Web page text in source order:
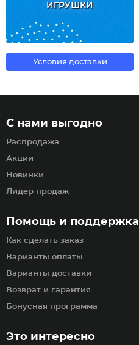
ИГРУШКИ
Условия доставки
Помощь и поддержка
Как сделать заказ
Варианты оплаты
Варианты доставки
Возврат и гарантия
Бонусная программа
С нами выгодно
Распродажа
Акции
Новинки
Лидер продаж
Это интересно